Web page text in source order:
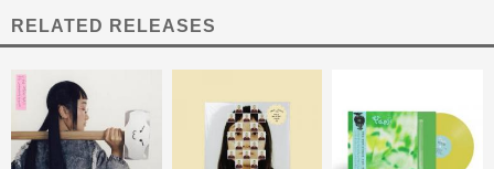
RELATED RELEASES